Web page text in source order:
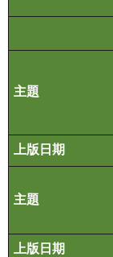
們
便
服
性
別
等
區